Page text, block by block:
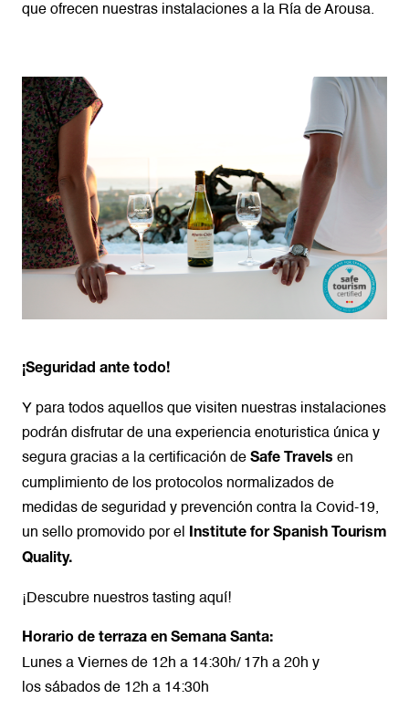
que ofrecen nuestras instalaciones a la Ría de Arousa.
¡Seguridad ante todo!
Y para todos aquellos que visiten nuestras instalaciones
podrán disfrutar de una experiencia enoturistica única y
segura gracias a la certificación de Safe Travels en
cumplimiento de los protocolos normalizados de
medidas de seguridad y prevención contra la Covid-19,
un sello promovido por el Institute for Spanish Tourism
Quality.
¡Descubre nuestros tasting aquí!
Horario de terraza en Semana Santa:
Lunes a Viernes de 12h a 14:30h/ 17h a 20h y
los sábados de 12h a 14:30h